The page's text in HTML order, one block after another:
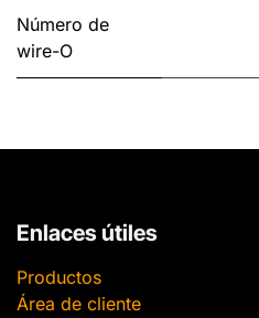
Número de
wire-O
Enlaces útiles
Productos
Área de cliente